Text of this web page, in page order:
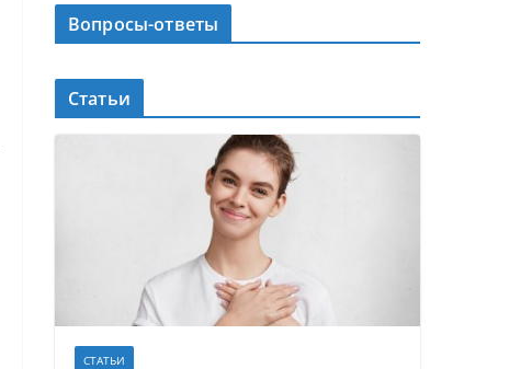
Вопросы-ответы
Статьи
СТАТЬИ